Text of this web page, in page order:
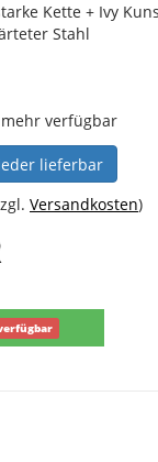
Kette + Ivy
Stahl
verfügbar
lieferbar
Versandkosten)